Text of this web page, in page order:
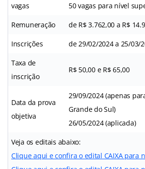
vagas
50 vagas para nível
Remuneração de R$ 3.762,00 a R$
Inscrições de 29/02/2024 a 25/03/
Taxa de
inscrição
R$ 50,00 e R$ 65,00
Data da prova
objetiva
29/09/2024 (apenas
Grande do Sul)
26/05/2024 (aplicada)
Veja os editais abaixo:
Clique aqui e confira o edital CAIXA para